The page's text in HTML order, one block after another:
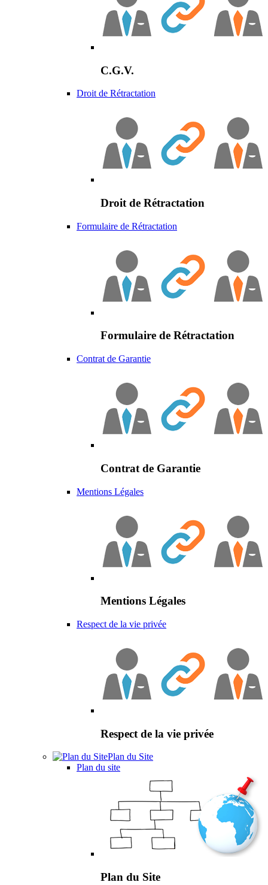
C.G.V.
Droit de Rétractation
Droit de Rétractation
Formulaire de Rétractation
Formulaire de Rétractation
Contrat de Garantie
Contrat de Garantie
Mentions Légales
Mentions Légales
Respect de la vie privée
Respect de la vie privée
Plan du Site
Plan du site
Plan du Site